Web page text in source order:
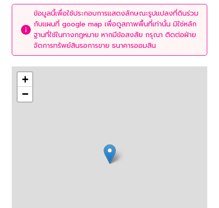
ข้อมูลนี้เพื่อใช้ประกอบการแสดงลักษณะรูปแปลงที่ดินร่วม
กับแผนที่ google map เพื่อดูสภาพพื้นที่เท่านั้น มิใช่หลัก
ฐานที่ใช้ในทางกฎหมาย หากมีข้อสงสัย กรุณา ติดต่อฝ่าย
จัดการทรัพย์สินรอการขาย ธนาคารออมสิน
+
−